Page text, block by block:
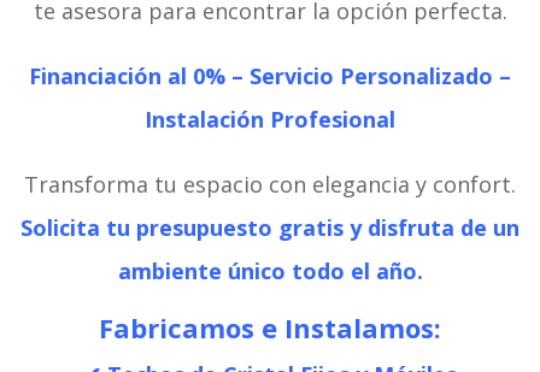
te asesora para encontrar la opción perfecta.
Financiación al 0% – Servicio Personalizado –
Instalación Profesional
Transforma tu espacio con elegancia y confort.
Solicita tu presupuesto gratis y disfruta de un
ambiente único todo el año.
Fabricamos e Instalamos: